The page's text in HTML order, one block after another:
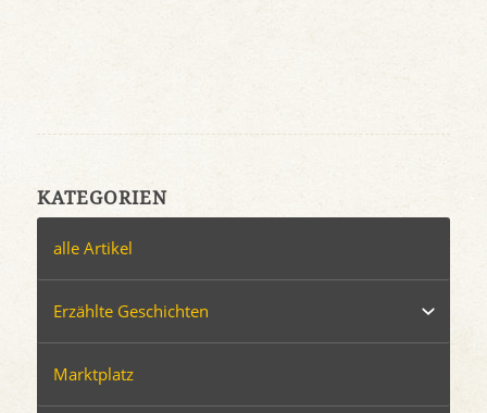
KATEGORIEN
alle Artikel
Erzählte Geschichten
Marktplatz